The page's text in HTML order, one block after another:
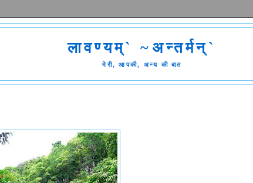
लावण्यम्` ~अन्तर्मन्`
मेरी, आपकी, अन्य की बात